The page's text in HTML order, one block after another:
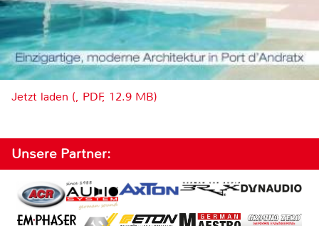
Jetzt laden (, PDF, 12.9 MB)
Unsere Partner: